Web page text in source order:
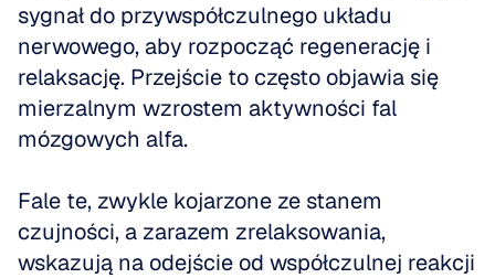
sygnał do przywspółczulnego układu
nerwowego, aby rozpocząć regenerację i
relaksację. Przejście to często objawia się
mierzalnym wzrostem aktywności fal
mózgowych alfa.
Fale te, zwykle kojarzone ze stanem
czujności, a zarazem zrelaksowania,
wskazują na odejście od współczulnej reakcji